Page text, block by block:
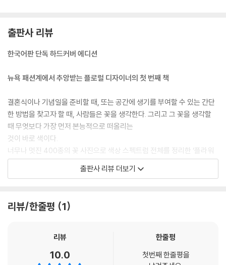
출판사 리뷰
한국어판 단독 하드커버 에디션
뉴욕 패션계에서 추앙받는 플로럴 디자이너의 첫 번째 책
결혼식이나 기념일을 준비할 때, 또는 공간에 생기를 부여할 수 있는 간단
한 방법을 찾고자 할 때, 사람들은 꽃을 생각한다. 그리고 그 꽃을 생각할
때 무엇보다 가장 먼저 본능적으로 떠올리는
것이 바로 색이다.
너무나 멋진 400종의 꽃 사진으로 색상 스펙트럼 전체를 정리한 ‘플라워
컬러 가이드’는 꽃 선택과 어렌지먼트를 돕는 필독서이자 꽃과 색의 가치
를 이해하고 알아볼 수 있도록 도와주는 입문서이다.
으로 포함되어 있다.
뉴욕을 이끄는 플로럴 디자인 스튜디오, 〈퍼트남 & 퍼트남〉은 브랜드로서
워를 두고 있다. 특별히 이 책을 내기 위해 맨해튼 스튜디오에서 400종의
출판사 리뷰 더보기
리뷰/한줄평 1
리뷰
10.0
한줄평
첫번째 한줄평을